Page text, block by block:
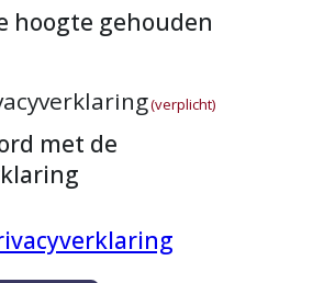
hoogte gehouden
(verplicht)
met de